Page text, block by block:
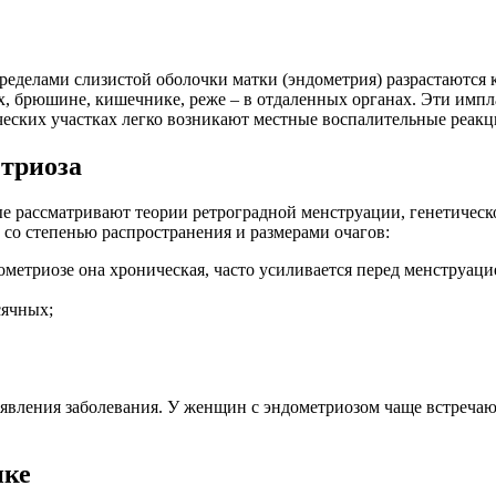
слизистой оболочки матки (эндометрия)
брюшине, кишечнике, реже – в отдаленных органах. Эти
участках легко возникают местные воспалительные
теории ретроградной менструации,
степенью распространения и размерами очагов:
она хроническая, часто усиливается перед
заболевания. У женщин с эндометриозом чаще